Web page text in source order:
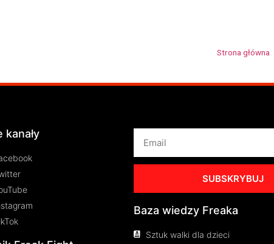
Strona główna
kanały
SUBSKRYBUJ
Baza wiedzy Freaka
Sztuk walki dla dzieci